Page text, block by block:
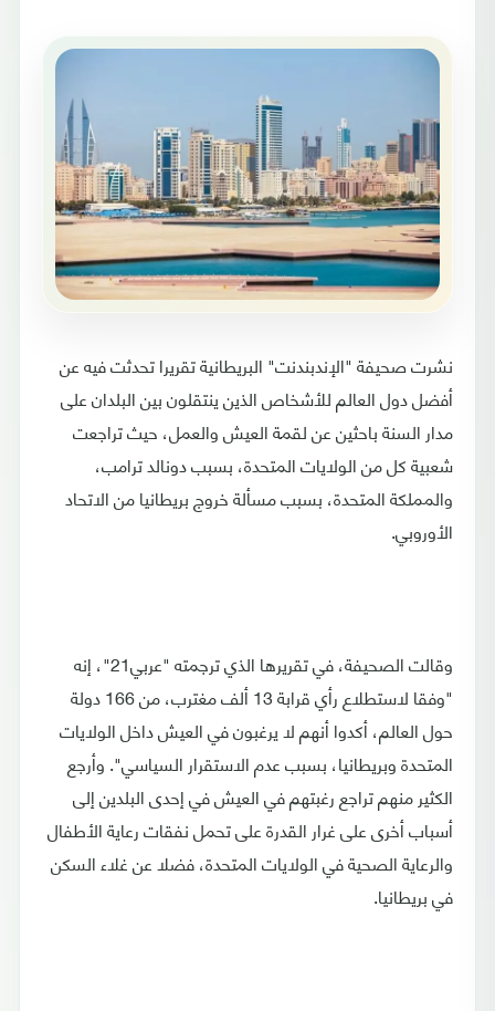
نشرت صحيفة "الإندبندنت" البريطانية تقريرا تحدثت فيه عن
أفضل دول العالم للأشخاص الذين ينتقلون بين البلدان على
مدار السنة باحثين عن لقمة العيش والعمل، حيث تراجعت
شعبية كل من الولايات المتحدة، بسبب دونالد ترامب،
والمملكة المتحدة، بسبب مسألة خروج بريطانيا من الاتحاد
الأوروبي.
وقالت الصحيفة، في تقريرها الذي ترجمته "عربي21"، إنه
"وفقا لاستطلاع رأي قرابة 13 ألف مغترب، من 166 دولة
حول العالم، أكدوا أنهم لا يرغبون في العيش داخل الولايات
المتحدة وبريطانيا، بسبب عدم الاستقرار السياسي". وأرجع
الكثير منهم تراجع رغبتهم في العيش في إحدى البلدين إلى
أسباب أخرى على غرار القدرة على تحمل نفقات رعاية الأطفال
والرعاية الصحية في الولايات المتحدة، فضلا عن غلاء السكن
في بريطانيا.